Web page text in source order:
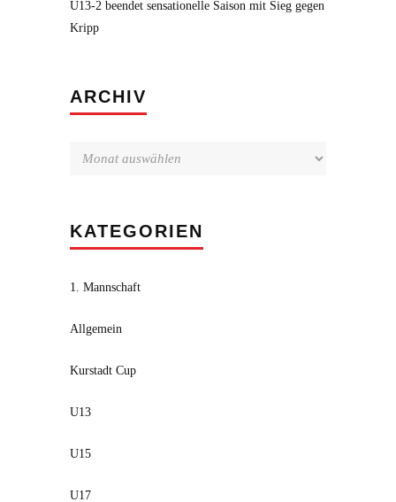
U13-2 beendet sensationelle Saison mit Sieg gegen
Kripp
ARCHIV
KATEGORIEN
1. Mannschaft
Allgemein
Kurstadt Cup
U13
U15
U17